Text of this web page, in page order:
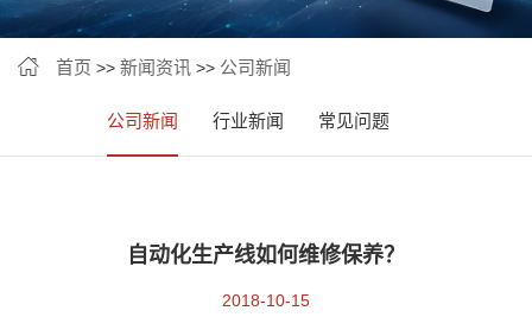
首页 >> 新闻资讯 >> 公司新闻
公司新闻 行业新闻 常见问题
自动化生产线如何维修保养？
2018-10-15